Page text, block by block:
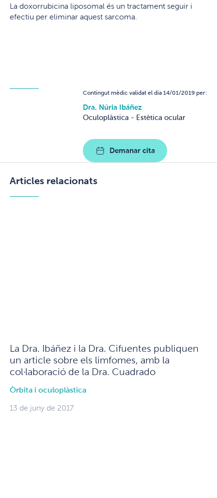
La doxorrubicina liposomal és un tractament seguir i
efectiu per eliminar aquest sarcoma.
Contingut mèdic validat el dia 14/01/2019 per:
Dra. Núria Ibáñez
Oculoplàstica - Estètica ocular
Demanar cita
Articles relacionats
La Dra. Ibáñez i la Dra. Cifuentes publiquen
un article sobre els limfomes, amb la
col·laboració de la Dra. Cuadrado
Òrbita i oculoplàstica
13 de juny de 2017